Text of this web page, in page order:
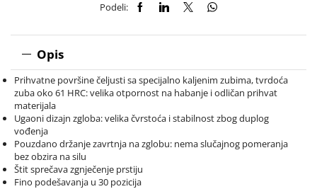
Podeli:
Opis
Prihvatne površine čeljusti sa specijalno kaljenim zubima, tvrdoća
zuba oko 61 HRC: velika otpornost na habanje i odličan prihvat
materijala
Ugaoni dizajn zgloba: velika čvrstoća i stabilnost zbog duplog
vođenja
Pouzdano držanje zavrtnja na zglobu: nema slučajnog pomeranja
bez obzira na silu
Štit sprečava zgnječenje prstiju
Fino podešavanja u 30 pozicija